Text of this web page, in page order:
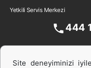
Yetkili Servis Merkezi
444
Site deneyiminizi